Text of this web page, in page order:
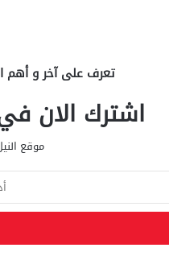
تعرف على آخر و أهم
اشترك الان في
موقع النيل ٢٤ الحصري علي